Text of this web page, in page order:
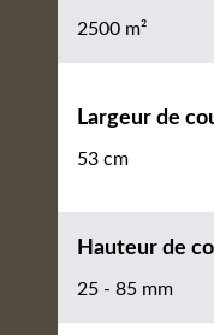
2500 m²
Largeur de
53 cm
Hauteur de
25 - 85 mm